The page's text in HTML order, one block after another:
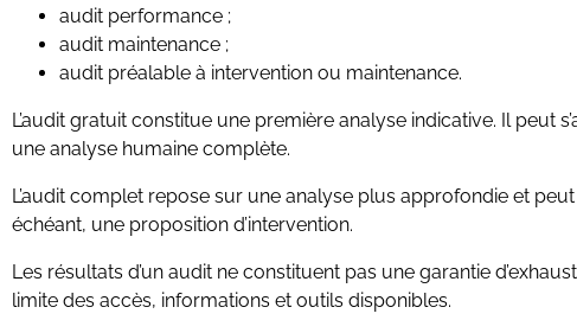
audit performance ;
audit maintenance ;
audit préalable à intervention ou maintenance.
L’audit gratuit constitue une première analyse indicative. Il
une analyse humaine complète.
L’audit complet repose sur une analyse plus approfondie et
échéant, une proposition d’intervention.
Les résultats d’un audit ne constituent pas une garantie
limite des accès, informations et outils disponibles.